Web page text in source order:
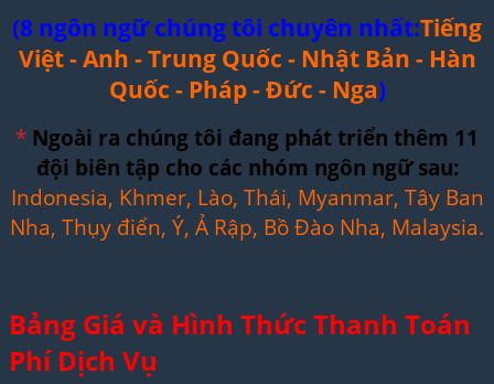
(8 ngôn ngữ chúng tôi chuyên nhất:Tiếng
Việt - Anh - Trung Quốc - Nhật Bản - Hàn
Quốc - Pháp - Đức - Nga)
* Ngoài ra chúng tôi đang phát triển thêm 11
đội biên tập cho các nhóm ngôn ngữ sau:
Indonesia, Khmer, Lào, Thái, Myanmar, Tây Ban
Nha, Thụy điển, Ý, Ả Rập, Bồ Đào Nha, Malaysia.
Bảng Giá và Hình Thức Thanh Toán
Phí Dịch Vụ